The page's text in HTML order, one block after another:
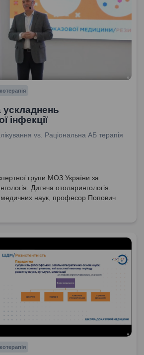
ускладнень
інфекції
vs. Раціональна АБ терапія
групи МОЗ України за
Дитяча отоларингологія.
медичних наук, професор Попович